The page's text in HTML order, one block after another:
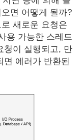
면 어떻게 될까?
새로운 요청은
용 가능한 스레드
청이 실행되고, 만
면 에러가 반환된